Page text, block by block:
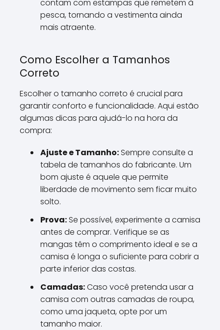
contam com estampas que remetem à
pesca, tornando a vestimenta ainda
mais atraente.
Como Escolher a Tamanhos
Correto
Escolher o tamanho correto é crucial para
garantir conforto e funcionalidade. Aqui estão
algumas dicas para ajudá-lo na hora da
compra:
Ajuste e Tamanho:Sempre consulte a
tabela de tamanhos do fabricante. Um
bom ajuste é aquele que permite
liberdade de movimento sem ficar muito
solto.
Prova:Se possível, experimente a camisa
antes de comprar. Verifique se as
mangas têm o comprimento ideal e se a
camisa é longa o suficiente para cobrir a
parte inferior das costas.
Camadas:Caso você pretenda usar a
camisa com outras camadas de roupa,
como uma jaqueta, opte por um
tamanho maior.